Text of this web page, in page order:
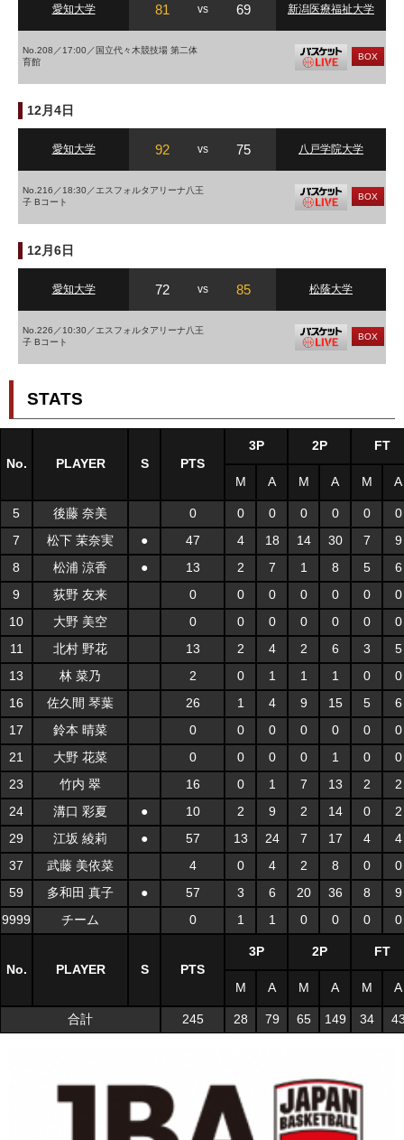
愛知大学 81 vs 69 新潟医療福祉大学
No.208／17:00／国立代々木競技場 第二体
育館
BOX
12月4日
愛知大学 92 vs 75 八戸学院大学
No.216／18:30／エスフォルタアリーナ八王
子 Bコート
BOX
12月6日
愛知大学 72 vs 85 松蔭大学
No.226／10:30／エスフォルタアリーナ八王
子 Bコート
BOX
STATS
No. PLAYER S PTS
3P 2P FT
M A M A M A
5 後藤 奈美 0 0 0 0 0 0
0
7
松下 茉奈実 ● 47 4 18 14 30 7
9
8
松浦 涼香 ● 13 2 7 1 8 5
6
9
荻野 友来 0 0 0 0 0 0
0
10
大野 美空 0 0 0 0 0 0
0
11
北村 野花 13 2 4 2 6 3
5
13
林 菜乃 2 0 1 1 1 0
0
16
佐久間 琴葉 26 1 4 9 15 5
6
17
鈴本 晴菜 0 0 0 0 0 0
0
21
大野 花菜 0 0 0 0 1 0
0
23
竹内 翠 16 0 1 7 13 2
2
24
溝口 彩夏 ● 10 2 9 2 14 0
2
29
江坂 綾莉 ● 57 13 24 7 17 4
4
37
武藤 美依菜 4 0 4 2 8 0
0
59
多和田 真子 ● 57 3 6 20 36 8
9
9999
チーム 0 1 1 0 0 0 0
No. PLAYER S PTS
3P 2P FT
M A M A M A
合計 245 28 79 65 149 34